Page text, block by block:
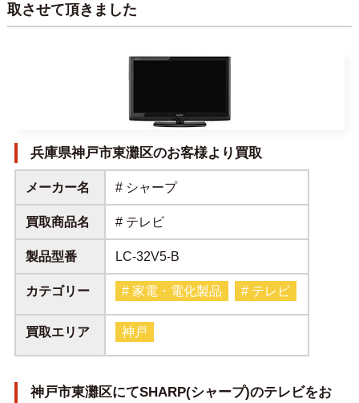
取させて頂きました
兵庫県神戸市東灘区のお客様より買取
メーカー名 # シャープ
買取商品名 # テレビ
製品型番 LC-32V5-B
カテゴリー # 家電・電化製品 # テレビ
買取エリア 神戸
神戸市東灘区にてSHARP(シャープ)のテレビをお